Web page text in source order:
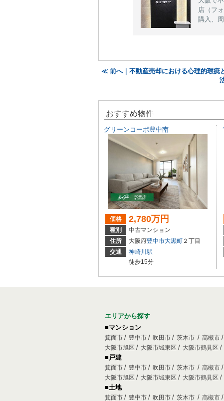
店（フ
購入、
≪ 前へ｜不動産売却における心理的瑕疵
おすすめ物件
グリーンコーポ豊中南
価格 2,780万円
種別
中古マンション
住所
大阪府豊中市大黒町 ２丁目
交通
神崎川駅
徒歩15分
エリアから探す
■マンション
箕面市 豊中市 吹田市 茨木市 高槻市
大阪市旭区
大阪市城東区 大阪市鶴見区
■戸建
箕面市 豊中市 吹田市 茨木市 高槻市
大阪市旭区
大阪市城東区 大阪市鶴見区
■土地
箕面市 豊中市 吹田市 茨木市 高槻市